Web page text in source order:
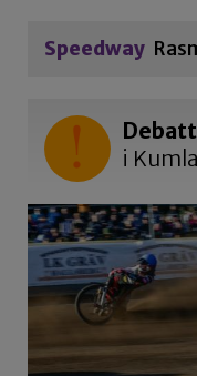
Speedway
Debatt
i